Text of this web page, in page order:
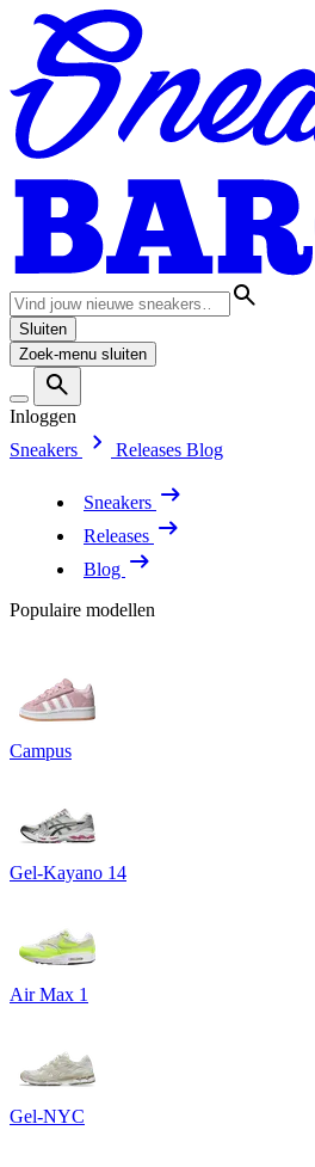
Sluiten
Zoek-menu sluiten
Inloggen
Sneakers
Releases Blog
Sneakers
Releases
Blog
Populaire modellen
Campus
Gel-Kayano 14
Air Max 1
Gel-NYC